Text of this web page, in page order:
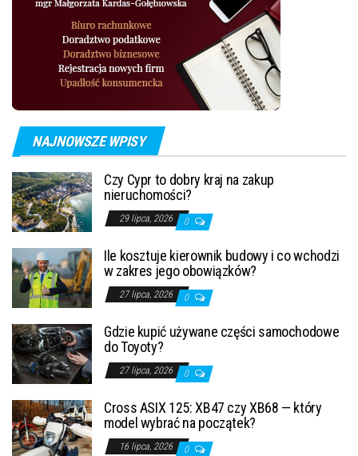
NAJNOWSZE WPISY
Czy Cypr to dobry kraj na zakup
nieruchomości?
29 lipca, 2026 0
Ile kosztuje kierownik budowy i co wchodzi
w zakres jego obowiązków?
27 lipca, 2026 0
Gdzie kupić używane części samochodowe
do Toyoty?
27 lipca, 2026 0
Cross ASIX 125: XB47 czy XB68 — który
model wybrać na początek?
16 lipca, 2026 0